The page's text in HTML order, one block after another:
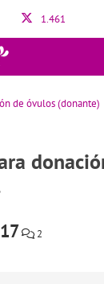
1.461
para donación
de óvulos (donante)
17 2